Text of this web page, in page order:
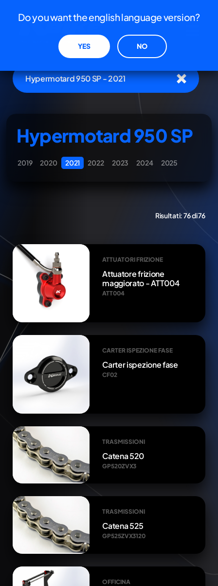
Hypermotard 950 SP - 2021
Hypermotard 950 SP
2019 2020 2021 2022 2023 2024 2025
Risultati:76 di 76
ATTUATORI FRIZIONE
Attuatore frizione
maggiorato - ATT004
ATT004
CARTER ISPEZIONE FASE
Carter ispezione fase
CF02
TRASMISSIONI
Catena 520
GP520ZVX3
TRASMISSIONI
Catena 525
GP525ZVX3120
OFFICINA
Do you want the english language version?
YES NO